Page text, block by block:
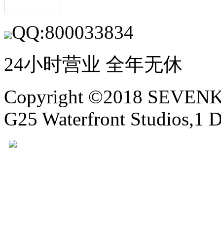
QQ:800033834
24小时营业 全年无休
Copyright ©2018
G25 Waterfront Studios,1